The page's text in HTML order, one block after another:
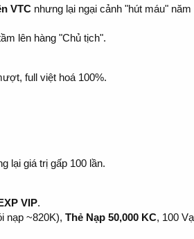
VTC nhưng lại ngại cảnh "hút máu"
lên hàng "Chủ tịch".
full việt hoá 100%.
lại giá trị gấp 100 lần.
VIP.
nạp ~820K), Thẻ Nạp 50,000 KC, 100